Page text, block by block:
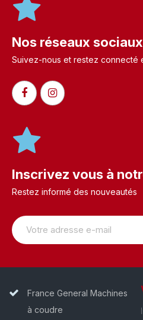
Nos réseaux sociaux
Suivez-nous et restez connecté
Inscrivez vous à
Restez informé des nouveautés
France General Machines
à coudre